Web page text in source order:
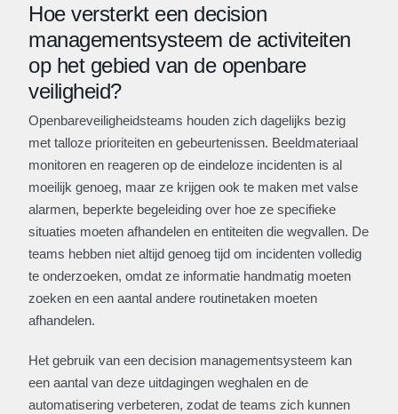
Hoe versterkt een decision
managementsysteem de activiteiten
op het gebied van de openbare
veiligheid?
Openbareveiligheidsteams houden zich dagelijks bezig
met talloze prioriteiten en gebeurtenissen. Beeldmateriaal
monitoren en reageren op de eindeloze incidenten is al
moeilijk genoeg, maar ze krijgen ook te maken met valse
alarmen, beperkte begeleiding over hoe ze specifieke
situaties moeten afhandelen en entiteiten die wegvallen. De
teams hebben niet altijd genoeg tijd om incidenten volledig
te onderzoeken, omdat ze informatie handmatig moeten
zoeken en een aantal andere routinetaken moeten
afhandelen.
Het gebruik van een decision managementsysteem kan
een aantal van deze uitdagingen weghalen en de
automatisering verbeteren, zodat de teams zich kunnen